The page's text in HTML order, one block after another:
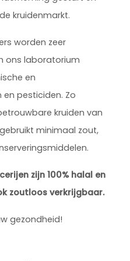
kruidenmarkt.
worden zeer
ons laboratorium
en
pesticiden. Zo
kruiden van
minimaal zout,
zijn 100% halal en
zoutloos verkrijgbaar.
gezondheid!